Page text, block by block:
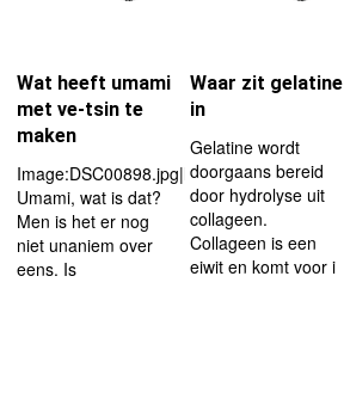
Wat heeft umami
met ve-tsin te
maken
Image:DSC00898.jpg|left|thumb|180px
Umami, wat is dat?
Men is het er nog
niet unaniem over
eens. Is
Waar zit gelatine
in
Gelatine wordt
doorgaans bereid
door hydrolyse uit
collageen.
Collageen is een
eiwit en komt voor i